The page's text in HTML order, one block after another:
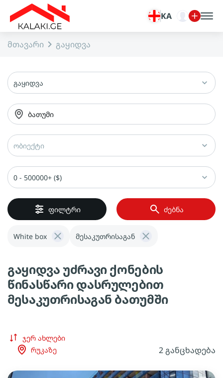
KA
მთავარი გაყიდვა
გაყიდვა
ბათუმი
ობიექტი
0 - 500000+ ($)
ფილტრი ძებნა
White box მესაკუთრისაგან
გაყიდვა უძრავი ქონების
წინასწარი დასრულებით
მესაკუთრისაგან ბათუმში
ჯერ ახლები
რუკაზე
2 განცხადება